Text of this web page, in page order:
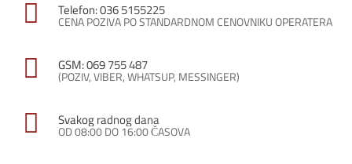
Telefon: 036 5155225
CENA POZIVA PO STANDARDNOM CENOVNIKU OPERATERA
GSM: 069 755 487
(POZIV, VIBER, WHATSUP, MESSINGER)
Svakog radnog dana
OD 08:00 DO 16:00 ČASOVA